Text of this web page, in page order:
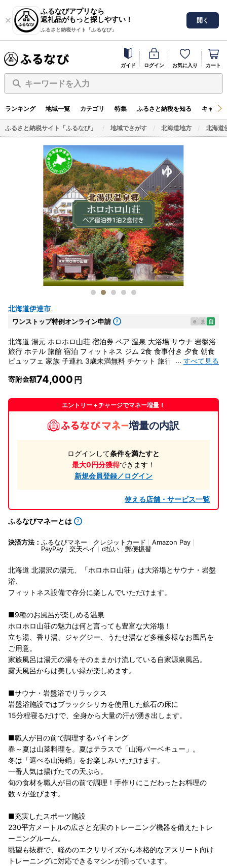
ふるなびアプリなら
返礼品がもっと探しやすい！
ふるさと納税サイト「ふるなび」
開く
ガイド ログイン お気に入り カート
キーワードを入力
ランキング 地域一覧 カテゴリ 特集 ふるさと納税を知る キャン
ふるさと納税サイト「ふるなび」 地域でさがす 北海道地方 北海道
北海道伊達市
ワンストップ特例オンライン申請 e ま 自
北海道 湯元 ホロホロ山荘 宿泊券 ペア 温泉 大浴場 サウナ 岩盤浴
旅行 ホテル 旅館 宿泊 フィットネス ジム 2食 食事付き 夕食 朝食
ビュッフェ 家族 子連れ 3歳未満無料 チケット 旅行券 クーポン プ
... すべて見る
寄附金額74,000
エントリー＋チャージでマネー増量！
増量の内訳
ログインして条件を満たすと
最大0円分獲得できます！
新規会員登録／ログイン
使える店舗・サービス一覧
ふるなびマネーとは
決済方法： ふるなびマネー クレジットカード
Amazon Pay
PayPay
楽天ペイ d払い 郵便振替
北海道 北湯沢の湯元、「ホロホロ山荘」は大浴場とサウナ・岩盤
浴、
フィットネス設備で存分に楽しんでいただけます。
■9種のお風呂が楽しめる温泉
ホロホロ山荘の魅力は何と言っても豊富な大浴場！
立ち湯、香り湯、ジャグジー、うたせ湯など多種多様なお風呂を
ご用意。
家族風呂は湯元の湯をそのままかけ流している自家源泉風呂。
露天風呂からは美しい緑が楽しめます。
■サウナ・岩盤浴でリラックス
岩盤浴施設ではブラックシリカを使用した鉱石の床に
15分程寝るだけで、全身から大量の汗が湧き出します。
■職人が目の前で調理するバイキング
春～夏は山菜料理を。夏はテラスで「山海バーベキュー」。
冬は「選べる山海鍋」をお楽しみいただけます。
一番人気は揚げたての天ぷら。
旬の食材を職人が目の前で調理！手作りにこだわったお料理の
数々が並びます。
■充実したスポーツ施設
230平方メートルの広さと充実のトレーニング機器を備えたトレ
ーニングルーム。
眺望も抜群で、軽めのエクササイズから本格的なアスリート向け
トレーニングに対応できるマシンが揃っています。